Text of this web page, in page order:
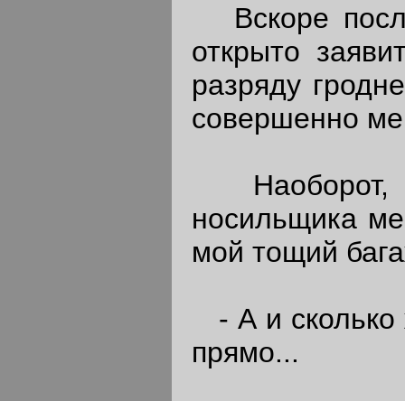
Вскоре
открыто
разряду
совершенно
Наоборот,
носильщика
мой тощий
- А и сколько
прямо...